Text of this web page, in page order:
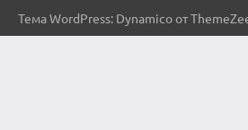
Тема WordPress: Dynamico от